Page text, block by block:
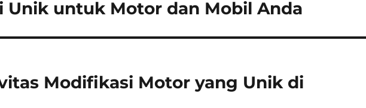
Unik untuk Motor dan Mobil Anda
Modifikasi Motor yang Unik di